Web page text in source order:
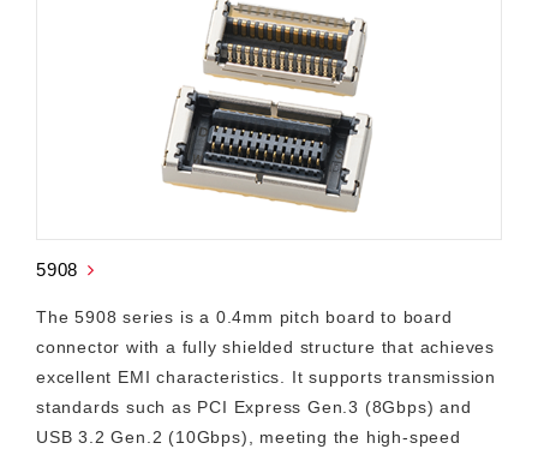
5908
The 5908 series is a 0.4mm pitch board to board
connector with a fully shielded structure that achieves
excellent EMI characteristics. It supports transmission
standards such as PCI Express Gen.3 (8Gbps) and
USB 3.2 Gen.2 (10Gbps), meeting the high-speed